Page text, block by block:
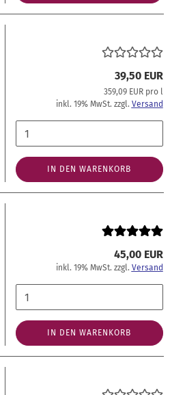
39,50 EUR
359,09 EUR pro l
inkl. 19% MwSt. zzgl. Versand
IN DEN WARENKORB
45,00 EUR
inkl. 19% MwSt. zzgl. Versand
IN DEN WARENKORB